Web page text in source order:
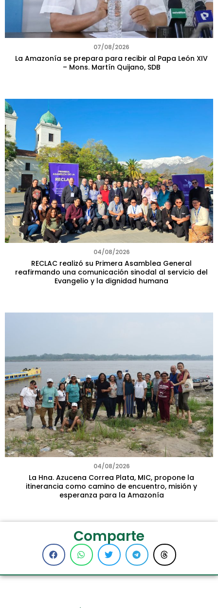
07/08/2026
La Amazonía se prepara para recibir al Papa León XIV
– Mons. Martín Quijano, SDB
04/08/2026
RECLAC realizó su Primera Asamblea General
reafirmando una comunicación sinodal al servicio del
Evangelio y la dignidad humana
04/08/2026
La Hna. Azucena Correa Plata, MIC, propone la
itinerancia como camino de encuentro, misión y
esperanza para la Amazonía
Comparte